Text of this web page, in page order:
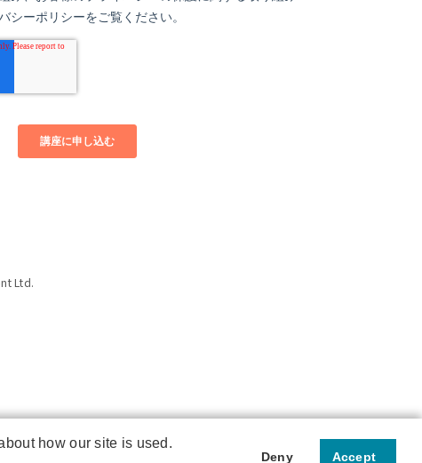
Ltd.
how our site is used.
Deny Accept